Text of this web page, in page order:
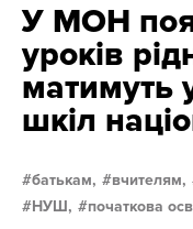
У МОН
уроків
матимуть
шкіл
батькам, вчителям,
НУШ,
початкова